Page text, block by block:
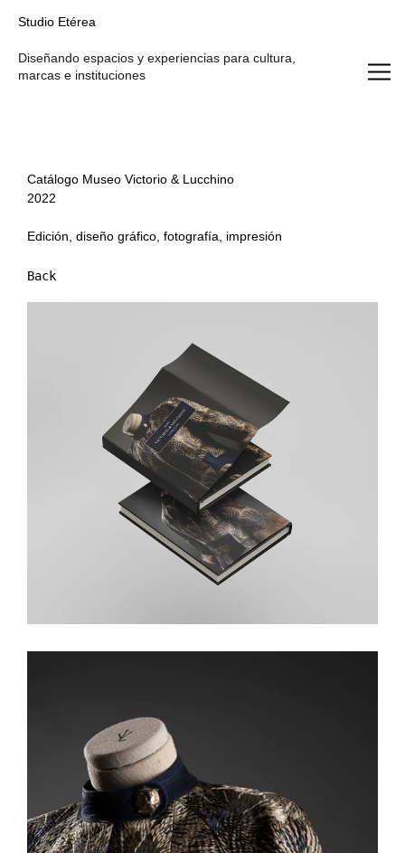
Studio Etérea
Diseñando espacios y experiencias para cultura,
marcas e instituciones
Catálogo Museo Victorio & Lucchino
2022
Edición, diseño gráfico, fotografía, impresión
Back